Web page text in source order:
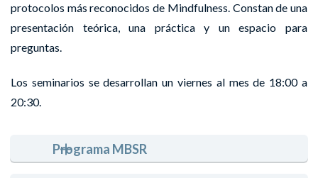
protocolos más reconocidos de Mindfulness. Constan de una
presentación teórica, una práctica y un espacio para
preguntas.
Los seminarios se desarrollan un viernes al mes de 18:00 a
20:30.
Programa MBSR